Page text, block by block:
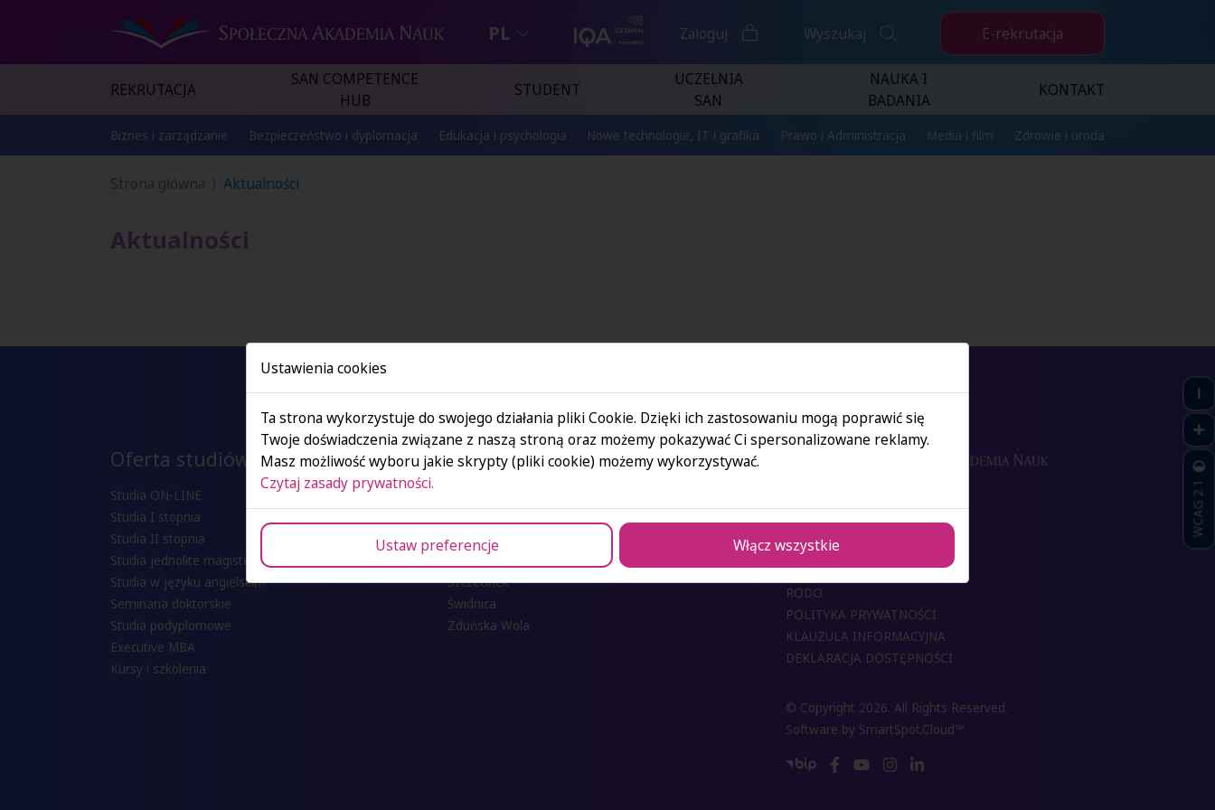
PL Zaloguj Wyszukaj E-rekrutacja
REKRUTACJA
SAN COMPETENCE
HUB
STUDENT
UCZELNIA
SAN
NAUKA I
BADANIA
KONTAKT
Biznes i zarządzanie Bezpieczeństwo i dyplomacja Edukacja i psychologia Nowe technologie, IT i grafika Prawo i Administracja Media i film Zdrowie i uroda
Strona główna Aktualności
Aktualności
Oferta studiów
Studia ON-LINE
Studia I stopnia
Studia II stopnia
Studia jednolite magisterskie
Studia w języku angielskim
Seminaria doktorskie
Studia podyplomowe
Executive MBA
Kursy i szkolenia
Ośrodki SAN
Bełchatów
Szczecinek
Świdnica
Zduńska Wola
KONTAKT DO OŚRODKÓW
KONTAKT DO BIUR I UCZELNI
DLA MEDIÓW
REKRUTACJA ONLINE
RODO
POLITYKA PRYWATNOŚCI
KLAUZULA INFORMACYJNA
DEKLARACJA DOSTĘPNOŚCI
© Copyright 2026. All Rights Reserved.
Software by SmartSpot.Cloud™
WCAG 2.1
Ustawienia cookies
Ta strona wykorzystuje do swojego działania pliki Cookie. Dzięki ich zastosowaniu mogą poprawić się
Twoje doświadczenia związane z naszą stroną oraz możemy pokazywać Ci spersonalizowane reklamy.
Masz możliwość wyboru jakie skrypty (pliki cookie) możemy wykorzystywać.
Czytaj zasady prywatności.
Ustaw preferencje Włącz wszystkie